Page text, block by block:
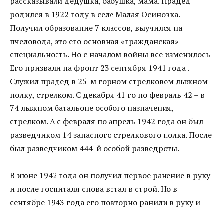
родился в 1922 году в селе Малая Осиновка.
Получил образование 7 классов, выучился на
пчеловода, это его основная «гражданская»
специальность. Но с началом войны все изменилось
Его призвали на фронт 23 сентября 1941 года .
Служил прадед в 25-м горном стрелковом лыжном
полку, стрелком. С декабря 41 го по февраль 42 – в
74 лыжном батальоне особого назначения,
стрелком. А с февраля по апрель 1942 года он был
разведчиком 14 запасного стрелкового полка. После
был разведчиком 444-й особой разведроты.
В июне 1942 года он получил первое ранение в руку
и после госпиталя снова встал в строй. Но в
сентябре 1943 года его повторно ранили в руку и